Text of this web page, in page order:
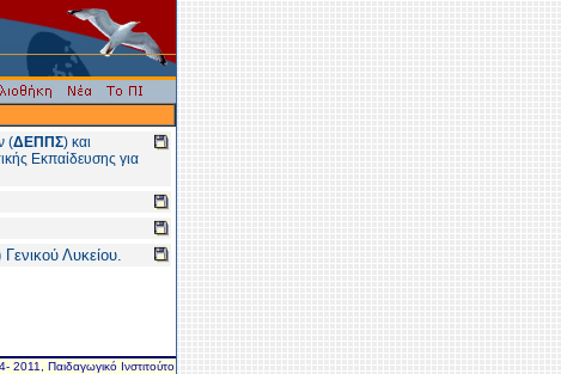
(ΔΕΠΠΣ) και
Εκπαίδευσης για
Γενικού Λυκείου.
2011, Παιδαγωγικό Ινστιτούτο